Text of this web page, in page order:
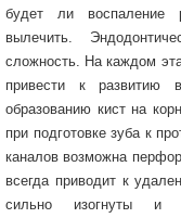
будет ли воспаление
вылечить.
сложность. На каждом
привести к развитию
образованию кист на
при подготовке зуба к
каналов возможна
всегда приводит к
сильно изогнуты и